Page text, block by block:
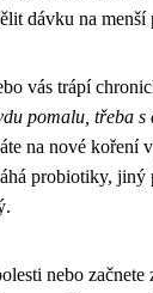
dávku na menší
vás trápí
pomalu, třeba
na nové koření
probiotiky, jiný
nebo začnete